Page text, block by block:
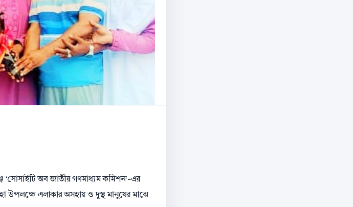
‘সোসাইটি অব জাতীয় গণমাধ্যম কমিশন’-এর
উপলক্ষে এলাকার অসহায় ও দুস্থ মানুষের মাঝে